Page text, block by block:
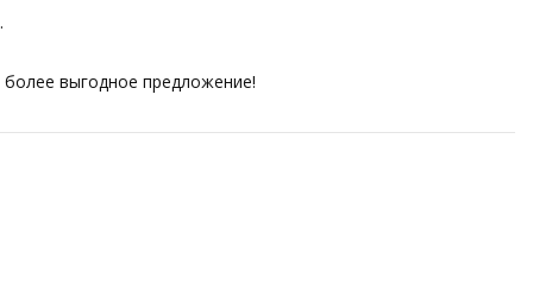
выгодное предложение!